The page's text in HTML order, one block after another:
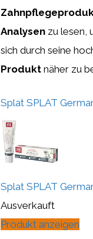
Analysen zu lesen,
sich durch seine
Produkt näher zu
Splat SPLAT
Splat SPLAT
Ausverkauft
Produkt anzeigen